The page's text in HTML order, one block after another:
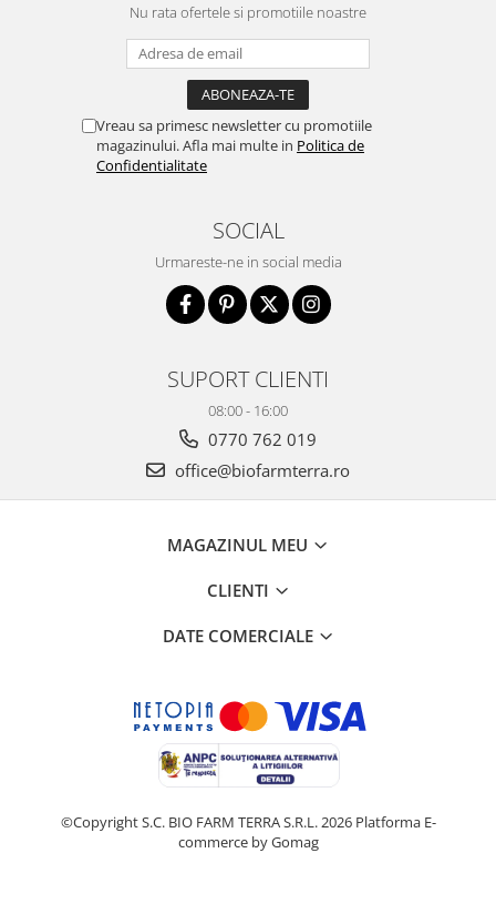
Nu rata ofertele si promotiile noastre
Vreau sa primesc newsletter cu promotiile
magazinului. Afla mai multe in Politica de
Confidentialitate
SOCIAL
Urmareste-ne in social media
SUPORT CLIENTI
08:00 - 16:00
0770 762 019
office@biofarmterra.ro
MAGAZINUL MEU
CLIENTI
DATE COMERCIALE
©Copyright S.C. BIO FARM TERRA S.R.L. 2026 Platforma E-
commerce by Gomag